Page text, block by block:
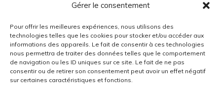
Gérer le consentement
Pour offrir les meilleures expériences, nous utilisons des
technologies telles que les cookies pour stocker et/ou accéder aux
informations des appareils. Le fait de consentir à ces technologies
nous permettra de traiter des données telles que le comportement
de navigation ou les ID uniques sur ce site. Le fait de ne pas
consentir ou de retirer son consentement peut avoir un effet négatif
sur certaines caractéristiques et fonctions.
Vous en avez peut-être entendu parler : le 19
Windows partout à travers le monde, causant
des perturbations […]
KEEP READING